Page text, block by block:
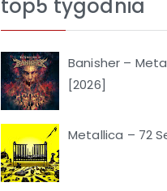
top5 tygodnia
Banisher –
[2026]
Metallica – 72